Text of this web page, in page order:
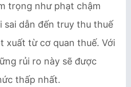
trọng như phạt chậm
sai dẫn đến truy thu thuế
xuất từ cơ quan thuế. Với
rủi ro này sẽ được
thấp nhất.